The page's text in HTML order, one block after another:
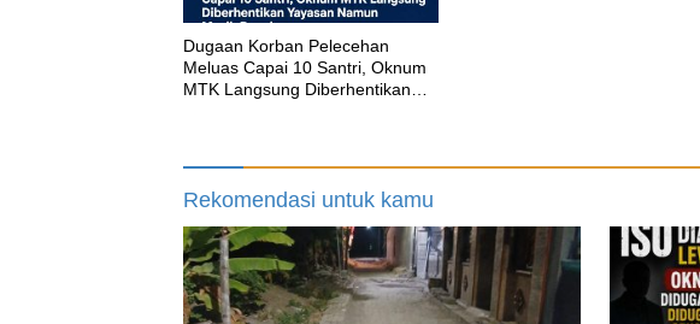
‎Dugaan Korban Pelecehan
Meluas Capai 10 Santri, Oknum
MTK Langsung Diberhentikan
Rekomendasi untuk kamu